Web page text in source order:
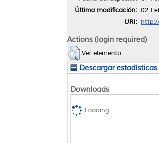
Última modificación: 02
URI:
Actions (login required)
Ver elemento
Descargar estadísticas
Downloads
Loading...